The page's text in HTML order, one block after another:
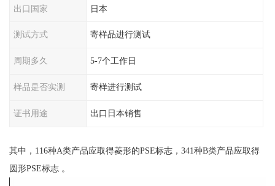
出口国家 日本
测试方式 寄样品进行测试
周期多久 5-7个工作日
样品是否实测 寄样进行测试
证书用途 出口日本销售
其中，116种A类产品应取得菱形的PSE标志，341种B类产品应取得
圆形PSE标志 。